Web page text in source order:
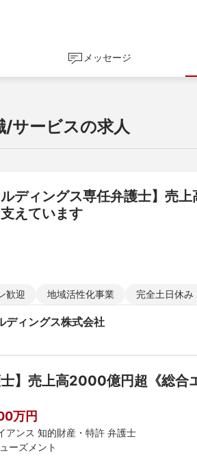
メッセージ
/サービスの求人
ルディングス専任弁護士】売
えています
歓迎
地域活性化事業 完全土日休み
ディングス株式会社
士】売上高2000億円超《総
万円
アンス 知的財産・特許 弁護士
ーズメント